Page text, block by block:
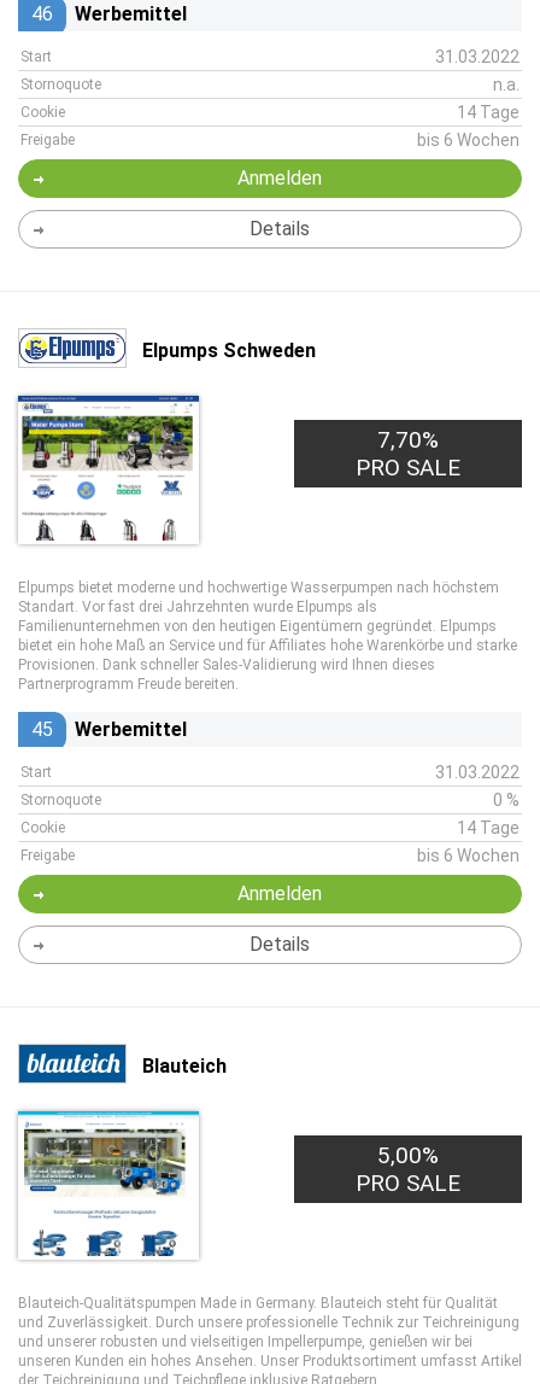
46 Werbemittel
Start 31.03.2022
Stornoquote n.a.
Cookie 14 Tage
Freigabe bis 6 Wochen
Anmelden
Details
Elpumps Schweden
7,70%
PRO SALE
Elpumps bietet moderne und hochwertige Wasserpumpen nach höchstem
Standart. Vor fast drei Jahrzehnten wurde Elpumps als
Familienunternehmen von den heutigen Eigentümern gegründet. Elpumps
bietet ein hohe Maß an Service und für Affiliates hohe Warenkörbe und starke
Provisionen. Dank schneller Sales-Validierung wird Ihnen dieses
Partnerprogramm Freude bereiten.
45 Werbemittel
Start 31.03.2022
Stornoquote 0 %
Cookie 14 Tage
Freigabe bis 6 Wochen
Anmelden
Details
Blauteich
5,00%
PRO SALE
Blauteich-Qualitätspumpen Made in Germany. Blauteich steht für Qualität
und Zuverlässigkeit. Durch unsere professionelle Technik zur Teichreinigung
und unserer robusten und vielseitigen Impellerpumpe, genießen wir bei
unseren Kunden ein hohes Ansehen. Unser Produktsortiment umfasst Artikel
der Teichreinigung und Teichpflege inklusive Ratgebern.